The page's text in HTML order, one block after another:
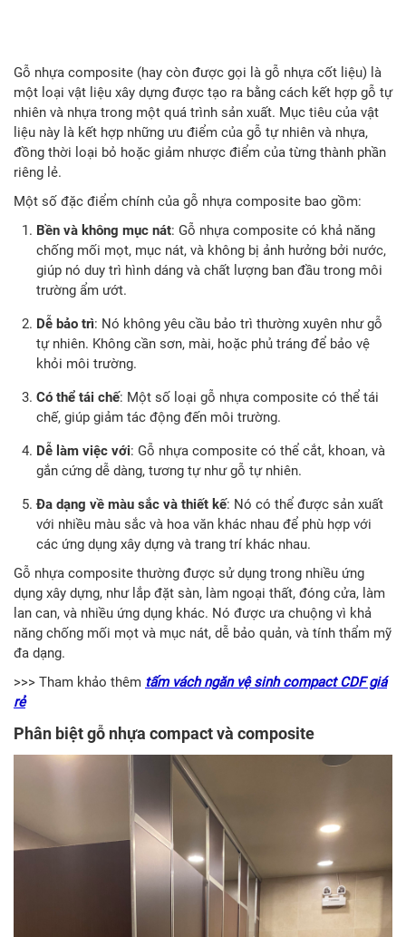
Gỗ nhựa composite (hay còn được gọi là gỗ nhựa cốt liệu) là
một loại vật liệu xây dựng được tạo ra bằng cách kết hợp gỗ tự
nhiên và nhựa trong một quá trình sản xuất. Mục tiêu của vật
liệu này là kết hợp những ưu điểm của gỗ tự nhiên và nhựa,
đồng thời loại bỏ hoặc giảm nhược điểm của từng thành phần
riêng lẻ.
Một số đặc điểm chính của gỗ nhựa composite bao gồm:
Bền và không mục nát: Gỗ nhựa composite có khả năng
chống mối mọt, mục nát, và không bị ảnh hưởng bởi nước,
giúp nó duy trì hình dáng và chất lượng ban đầu trong môi
trường ẩm ướt.
Dễ bảo trì: Nó không yêu cầu bảo trì thường xuyên như gỗ
tự nhiên. Không cần sơn, mài, hoặc phủ tráng để bảo vệ
khỏi môi trường.
Có thể tái chế: Một số loại gỗ nhựa composite có thể tái
chế, giúp giảm tác động đến môi trường.
Dễ làm việc với: Gỗ nhựa composite có thể cắt, khoan, và
gắn cứng dễ dàng, tương tự như gỗ tự nhiên.
Đa dạng về màu sắc và thiết kế: Nó có thể được sản xuất
với nhiều màu sắc và hoa văn khác nhau để phù hợp với
các ứng dụng xây dựng và trang trí khác nhau.
Gỗ nhựa composite thường được sử dụng trong nhiều ứng
dụng xây dựng, như lắp đặt sàn, làm ngoại thất, đóng cửa, làm
lan can, và nhiều ứng dụng khác. Nó được ưa chuộng vì khả
năng chống mối mọt và mục nát, dễ bảo quản, và tính thẩm mỹ
đa dạng.
>>> Tham khảo thêm tấm vách ngăn vệ sinh compact CDF giá
rẻ
Phân biệt gỗ nhựa compact và composite